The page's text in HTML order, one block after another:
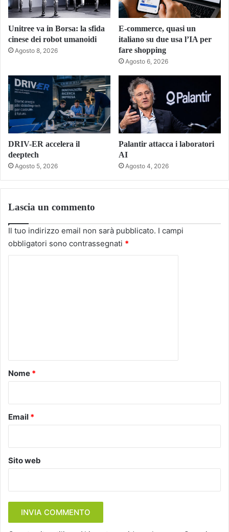
Unitree va in Borsa: la sfida
cinese dei robot umanoidi
Agosto 8, 2026
E-commerce, quasi un
italiano su due usa l’IA per
fare shopping
Agosto 6, 2026
DRIV-ER accelera il
deeptech
Agosto 5, 2026
Palantir attacca i laboratori
AI
Agosto 4, 2026
Lascia un commento
Il tuo indirizzo email non sarà pubblicato. I campi
obbligatori sono contrassegnati *
o
Nome *
Email *
Sito web